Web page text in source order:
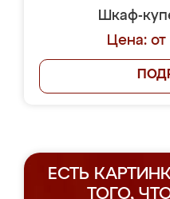
Шкаф-
Цена:
ЕСТЬ
ТОГО,